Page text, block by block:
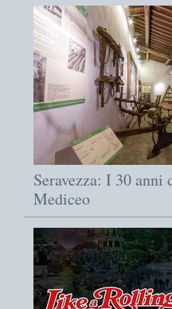
Seravezza: I 30 anni
Mediceo